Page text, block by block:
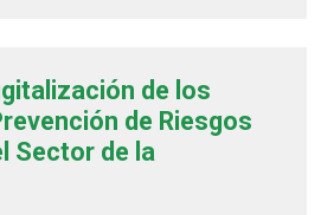
de los
de Riesgos
Sector de la